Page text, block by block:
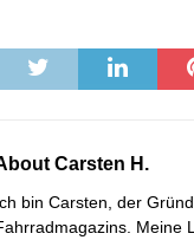
Carsten H.
bin Carsten, der
Meine